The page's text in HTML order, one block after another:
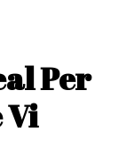
Per
Vi